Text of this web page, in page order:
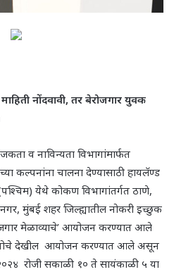
नोंदवावी, तर बेरोजगार युवक
व नाविन्यता विभागांमार्फत
कल्पनांना चालना देण्यासाठी हायलॅण्ड
येथे कोकण विभागांतर्गत ठाणे,
मुंबई शहर जिल्ह्यातील नोकरी इच्छुक
मेळाव्याचे’ आयोजन करण्यात आले
देखील आयोजन करण्यात आले असून
रोजी सकाळी १० ते सायंकाळी ५ या